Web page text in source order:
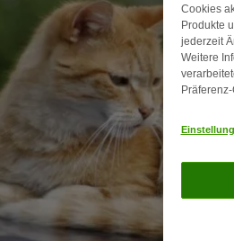
Cookies
Produkte
jederzeit
Weitere